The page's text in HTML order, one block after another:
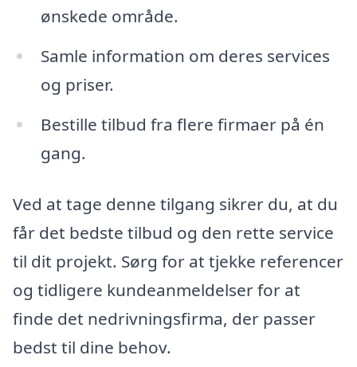
ønskede område.
Samle information om deres services
og priser.
Bestille tilbud fra flere firmaer på én
gang.
Ved at tage denne tilgang sikrer du, at du
får det bedste tilbud og den rette service
til dit projekt. Sørg for at tjekke referencer
og tidligere kundeanmeldelser for at
finde det nedrivningsfirma, der passer
bedst til dine behov.